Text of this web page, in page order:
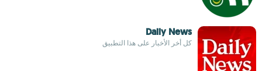
Daily News
كل أخر الأخبار على هذا التطبيق